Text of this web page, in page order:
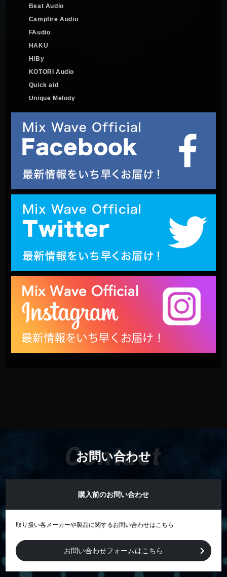
Beat Audio
Campfire Audio
FAudio
HAKU
HiBy
KOTORI Audio
Quick aid
Unique Melody
お問い合わせ
Contact
購入前のお問い合わせ
取り扱い各メーカーや製品に関するお問い合わせはこちら
お問い合わせフォームはこちら